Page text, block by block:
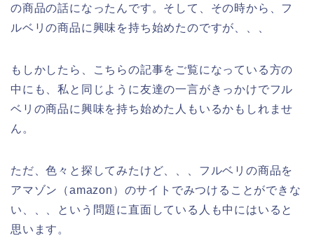
の商品の話になったんです。そして、その時から、フ
ルベリの商品に興味を持ち始めたのですが、、、
もしかしたら、こちらの記事をご覧になっている方の
中にも、私と同じように友達の一言がきっかけでフル
ベリの商品に興味を持ち始めた人もいるかもしれませ
ん。
ただ、色々と探してみたけど、、、フルベリの商品を
アマゾン（amazon）のサイトでみつけることができな
い、、、という問題に直面している人も中にはいると
思います。